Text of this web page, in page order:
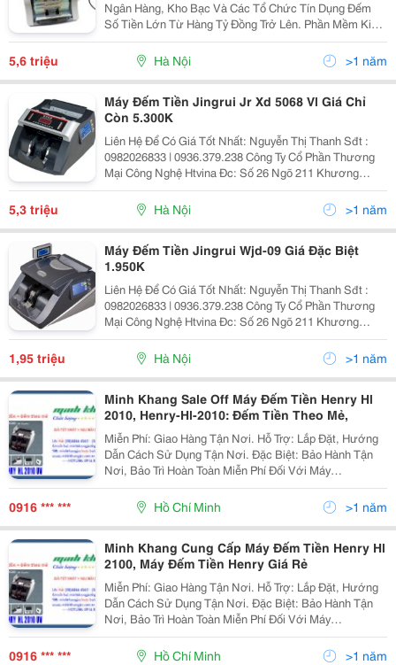
Ngân Hàng, Kho Bạc Và Các Tổ Chức Tín Dụng Đếm
Số Tiền Lớn Từ Hàng Tỷ Đồng Trở Lên. Phần Mềm Kiểm
Giả Mới Nhất Năm 2017, Khi Khởi Động Có Báo Năm
Sản Xuất Trên Màn Hình. - Khung Máy Làm Hoàn Toàn
Bằng...
5,6 triệu Hà Nội >1 năm
Máy Đếm Tiền Jingrui Jr Xd 5068 Vl Giá Chỉ
Còn 5.300K
Liên Hệ Để Có Giá Tốt Nhất: Nguyễn Thị Thanh Sđt :
0982026833 | 0936.379.238 Công Ty Cổ Phần Thương
Mại Công Nghệ Htvina Đc: Số 26 Ngõ 211 Khương
Trung &Ndash; Thanh Xuân &Ndash; Hà Nội Yahoo
:Nguyenthanh6685 Website: Http://Sieuthiht.com
5,3 triệu Hà Nội >1 năm
Máy Đếm Tiền Jingrui Wjd-09 Giá Đặc Biệt
1.950K
Liên Hệ Để Có Giá Tốt Nhất: Nguyễn Thị Thanh Sđt :
0982026833 | 0936.379.238 Công Ty Cổ Phần Thương
Mại Công Nghệ Htvina Đc: Số 26 Ngõ 211 Khương
Trung &Ndash; Thanh Xuân &Ndash; Hà Nội Yahoo
:Nguyenthanh6685 Website: Http://Sieuthiht.com
1,95 triệu Hà Nội >1 năm
Minh Khang Sale Off Máy Đếm Tiền Henry Hl
2010, Henry-Hl-2010: Đếm Tiền Theo Mẻ,
Miễn Phí: Giao Hàng Tận Nơi. Hỗ Trợ: Lắp Đặt, Hướng
Dẫn Cách Sử Dụng Tận Nơi. Đặc Biệt: Bảo Hành Tận
Nơi, Bảo Trì Hoàn Toàn Miễn Phí Đối Với Máy
Photocopy. @@@ Đại Siêu Thị Máy Văn Phòng @@@
@@@ Máy Đếm Tiền C
0916 *** *** Hồ Chí Minh >1 năm
Minh Khang Cung Cấp Máy Đếm Tiền Henry Hl
2100, Máy Đếm Tiền Henry Giá Rẻ
Miễn Phí: Giao Hàng Tận Nơi. Hỗ Trợ: Lắp Đặt, Hướng
Dẫn Cách Sử Dụng Tận Nơi. Đặc Biệt: Bảo Hành Tận
Nơi, Bảo Trì Hoàn Toàn Miễn Phí Đối Với Máy
Photocopy. @@@ Đại Siêu Thị Máy Văn Phòng @@@
@@@ Máy Đếm Tiền C
0916 *** *** Hồ Chí Minh >1 năm